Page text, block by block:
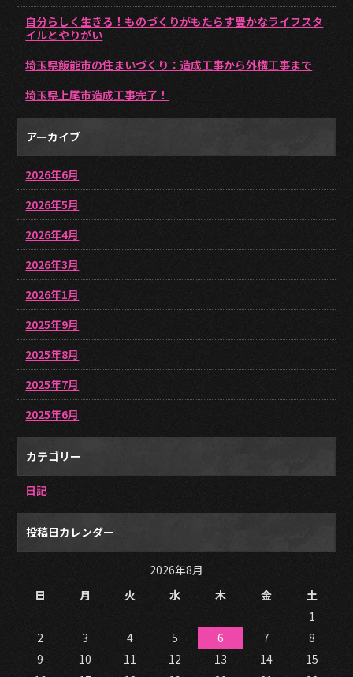
自分らしく生きる！ものづくりがもたらす豊かなライフスタ
イルとやりがい
埼玉県飯能市の住まいづくり：造成工事から外構工事まで
埼玉県上尾市造成工事完了！
アーカイブ
2026年6月
2026年5月
2026年4月
2026年3月
2026年1月
2025年9月
2025年8月
2025年7月
2025年6月
カテゴリー
日記
投稿日カレンダー
2026年8月
日
月 火 水 木 金
土
1
2
3 4 5 6 7
8
9
10 11 12 13 14
15